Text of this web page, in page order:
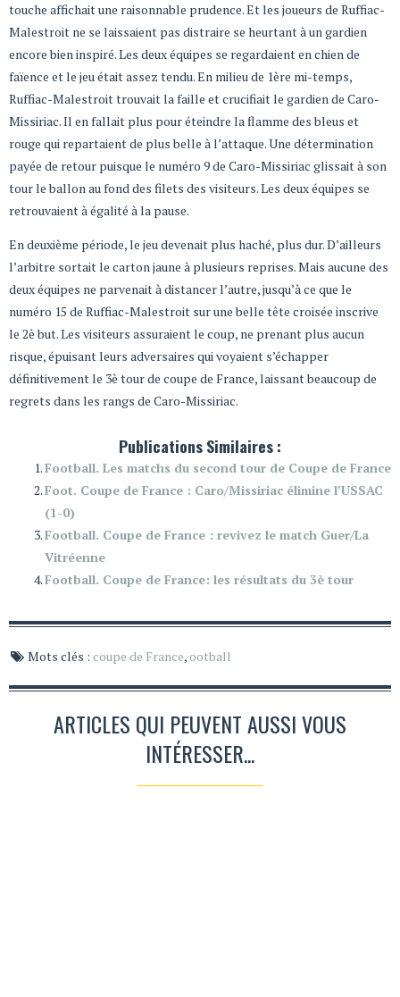
touche affichait une raisonnable prudence. Et les joueurs de Ruffiac-
Malestroit ne se laissaient pas distraire se heurtant à un gardien
encore bien inspiré. Les deux équipes se regardaient en chien de
faïence et le jeu était assez tendu. En milieu de 1ère mi-temps,
Ruffiac-Malestroit trouvait la faille et crucifiait le gardien de Caro-
Missiriac. Il en fallait plus pour éteindre la flamme des bleus et
rouge qui repartaient de plus belle à l’attaque. Une détermination
payée de retour puisque le numéro 9 de Caro-Missiriac glissait à son
tour le ballon au fond des filets des visiteurs. Les deux équipes se
retrouvaient à égalité à la pause.
En deuxième période, le jeu devenait plus haché, plus dur. D’ailleurs
l’arbitre sortait le carton jaune à plusieurs reprises. Mais aucune des
deux équipes ne parvenait à distancer l’autre, jusqu’à ce que le
numéro 15 de Ruffiac-Malestroit sur une belle tête croisée inscrive
le 2è but. Les visiteurs assuraient le coup, ne prenant plus aucun
risque, épuisant leurs adversaires qui voyaient s’échapper
définitivement le 3è tour de coupe de France, laissant beaucoup de
regrets dans les rangs de Caro-Missiriac.
Publications Similaires :
Football. Les matchs du second tour de Coupe de France
Foot. Coupe de France : Caro/Missiriac élimine l’USSAC
(1-0)
Football. Coupe de France : revivez le match Guer/La
Vitréenne
Football. Coupe de France: les résultats du 3è tour
Mots clés : coupe de France,ootball
ARTICLES QUI PEUVENT AUSSI VOUS
INTÉRESSER...